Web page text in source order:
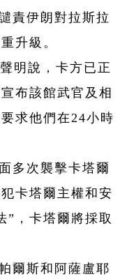
責伊朗對拉斯拉
升級。
明說，卡方已正
布該館武官及相
求他們在24小時
多次襲擊卡塔爾
卡塔爾主權和安
”，卡塔爾將採取
爾斯和阿薩盧耶